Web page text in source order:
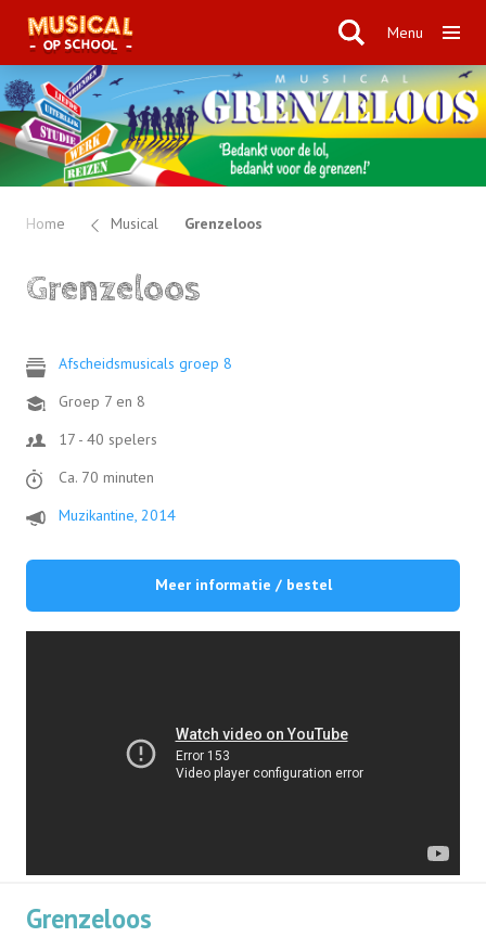
Menu
Home Musical Grenzeloos
Grenzeloos
Afscheidsmusicals groep 8
Groep 7 en 8
17 - 40 spelers
Ca. 70 minuten
Muzikantine, 2014
Meer informatie / bestel
Grenzeloos